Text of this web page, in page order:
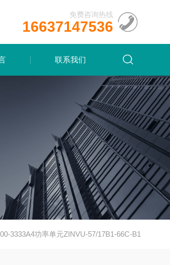
免费咨询热线
16637147536
联系我们
3333A4功率单元ZINVU-57/17B1-66C-B1